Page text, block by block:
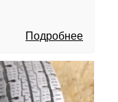
Подробнее